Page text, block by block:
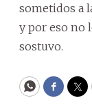
sometidos a
y por eso no
sostuvo.